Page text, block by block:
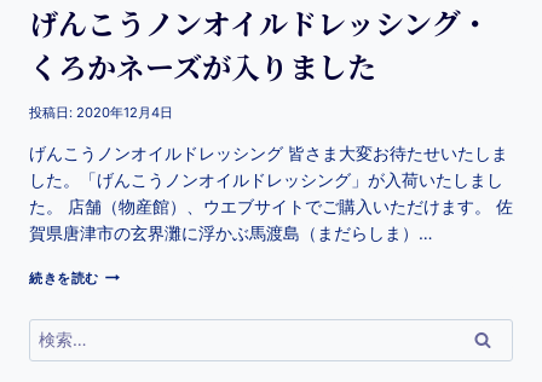
げんこうノンオイルドレッシング・
くろかネーズが入りました
投稿日: 2020年12月4日
げんこうノンオイルドレッシング 皆さま大変お待たせいたしま
した。「げんこうノンオイルドレッシング」が入荷いたしまし
た。 店舗（物産館）、ウエブサイトでご購入いただけます。 佐
賀県唐津市の玄界灘に浮かぶ馬渡島（まだらしま）…
続きを読む